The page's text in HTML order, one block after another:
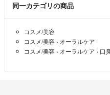
同一カテゴリの商品
コスメ/美容
コスメ/美容 › オーラルケア
コスメ/美容 › オーラルケア › 口